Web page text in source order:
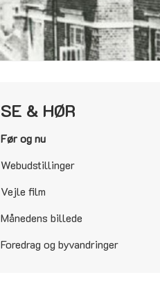
SE & HØR
Før og nu
Webudstillinger
Vejle film
Månedens billede
Foredrag og byvandringer